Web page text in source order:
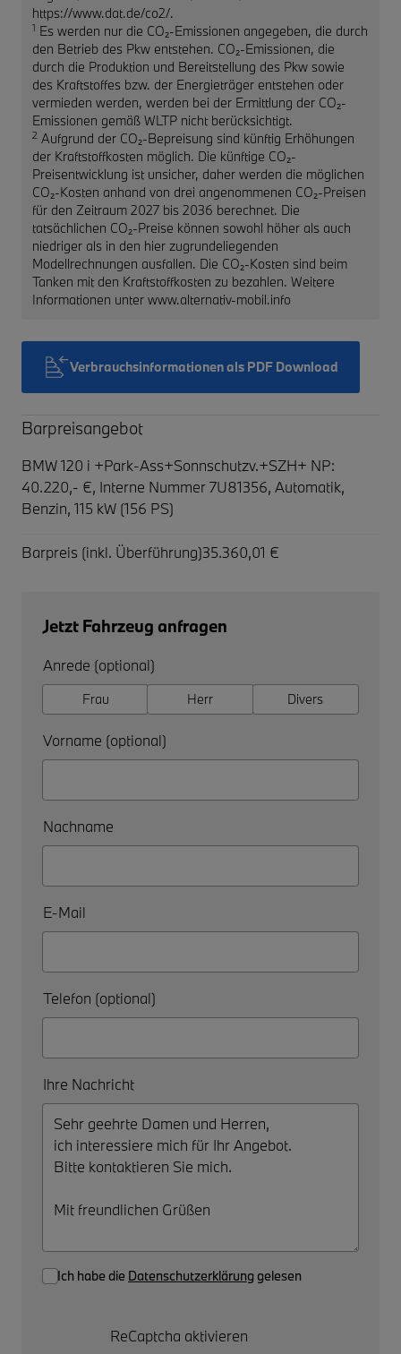
https://www.dat.de/co2/.
1 Es werden nur die CO₂-Emissionen angegeben, die durch
den Betrieb des Pkw entstehen. CO₂-Emissionen, die
durch die Produktion und Bereitstellung des Pkw sowie
des Kraftstoffes bzw. der Energieträger entstehen oder
vermieden werden, werden bei der Ermittlung der CO₂-
Emissionen gemäß WLTP nicht berücksichtigt.
2 Aufgrund der CO₂-Bepreisung sind künftig Erhöhungen
der Kraftstoffkosten möglich. Die künftige CO₂-
Preisentwicklung ist unsicher, daher werden die möglichen
CO₂-Kosten anhand von drei angenommenen CO₂-Preisen
für den Zeitraum 2027 bis 2036 berechnet. Die
tatsächlichen CO₂-Preise können sowohl höher als auch
niedriger als in den hier zugrundeliegenden
Modellrechnungen ausfallen. Die CO₂-Kosten sind beim
Tanken mit den Kraftstoffkosten zu bezahlen. Weitere
Informationen unter www.alternativ-mobil.info
Verbrauchsinformationen als PDF Download
Barpreisangebot
BMW 120 i +Park-Ass+Sonnschutzv.+SZH+ NP:
40.220,- €, Interne Nummer 7U81356, Automatik,
Benzin, 115 kW (156 PS)
Barpreis (inkl. Überführung)35.360,01 €
Jetzt Fahrzeug anfragen
Anrede (optional)
Frau Herr Divers
Vorname (optional)
Nachname
E-Mail
Telefon (optional)
Ihre Nachricht
Ich habe die Datenschutzerklärung gelesen
ReCaptcha aktivieren